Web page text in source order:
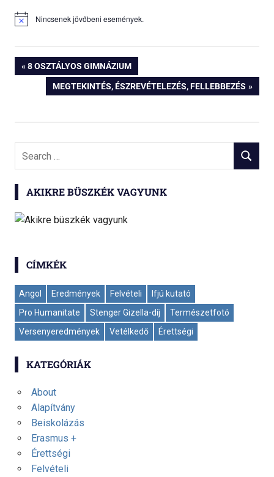
Notice Nincsenek jövőbeni események.
Bejegyzés
navigáció
PREVIOUS
POST:
8 OSZTÁLYOS GIMNÁZIUM
NEXT
MEGTEKINTÉS, ÉSZREVÉTELEZÉS, FELLEBBEZÉS
Search
SEARCH
AKIKRE BÜSZKÉK VAGYUNK
CÍMKÉK
Angol Eredmények Felvételi
Ifjú kutató
Pro Humanitate
Stenger Gizella-díj
Természetfotó
Versenyeredmények
Vetélkedő Érettségi
KATEGÓRIÁK
About
Alapítvány
Beiskolázás
Erasmus +
Érettségi
Felvételi